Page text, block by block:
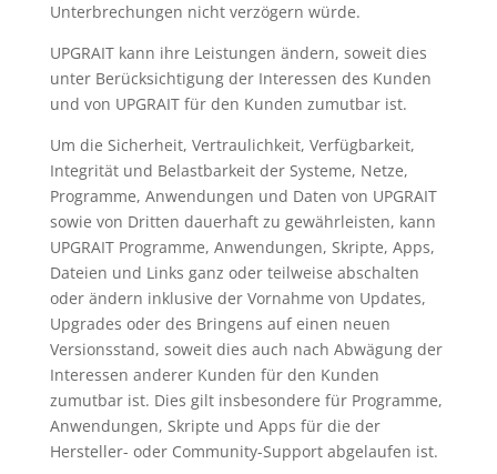
Unterbrechungen nicht verzögern würde.
UPGRAIT kann ihre Leistungen ändern, soweit dies
unter Berücksichtigung der Interessen des Kunden
und von UPGRAIT für den Kunden zumutbar ist.
Um die Sicherheit, Vertraulichkeit, Verfügbarkeit,
Integrität und Belastbarkeit der Systeme, Netze,
Programme, Anwendungen und Daten von UPGRAIT
sowie von Dritten dauerhaft zu gewährleisten, kann
UPGRAIT Programme, Anwendungen, Skripte, Apps,
Dateien und Links ganz oder teilweise abschalten
oder ändern inklusive der Vornahme von Updates,
Upgrades oder des Bringens auf einen neuen
Versionsstand, soweit dies auch nach Abwägung der
Interessen anderer Kunden für den Kunden
zumutbar ist. Dies gilt insbesondere für Programme,
Anwendungen, Skripte und Apps für die der
Hersteller- oder Community-Support abgelaufen ist.